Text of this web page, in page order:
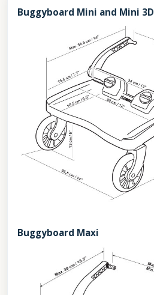
Buggyboard Mini and Mini 3D
Buggyboard Maxi